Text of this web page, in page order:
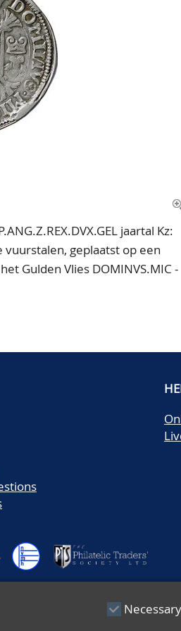
jaartal Kz:
vuurstalen, geplaatst op een
Gulden Vlies DOMINVS.MIC -
Necessary